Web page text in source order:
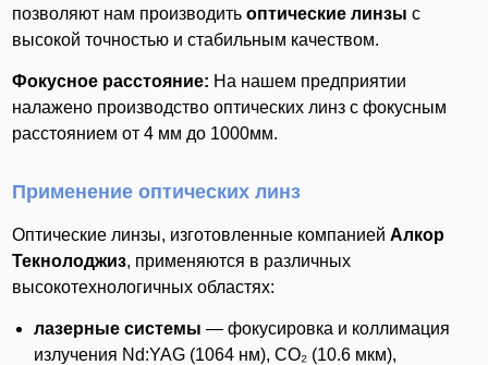
позволяют нам производитьоптические линзы с
высокой точностью и стабильным качеством.
Фокусное расстояние: На нашем предприятии
налажено производство оптических линз с фокусным
расстоянием от 4 мм до 1000мм.
Применение оптических линз
Оптические линзы, изготовленные компаниейАлкор
Текнолоджиз, применяются в различных
высокотехнологичных областях:
лазерные системы — фокусировка и коллимация
излучения Nd:YAG (1064 нм), CO₂ (10.6 мкм),